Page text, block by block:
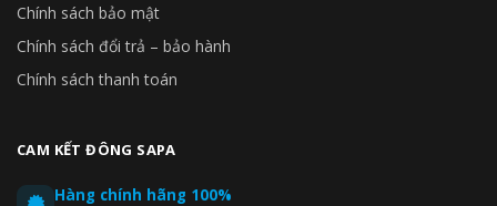
Chính sách bảo mật
Chính sách đổi trả – bảo hành
Chính sách thanh toán
CAM KẾT ĐÔNG SAPA
Hàng chính hãng 100%